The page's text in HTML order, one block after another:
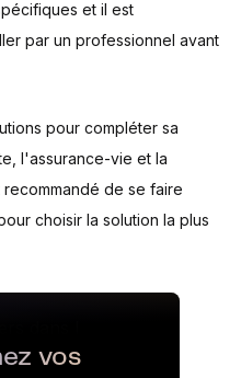
et il est
par un professionnel avant
pour compléter sa
l'assurance-vie et la
recommandé de se faire
choisir la solution la plus
vos